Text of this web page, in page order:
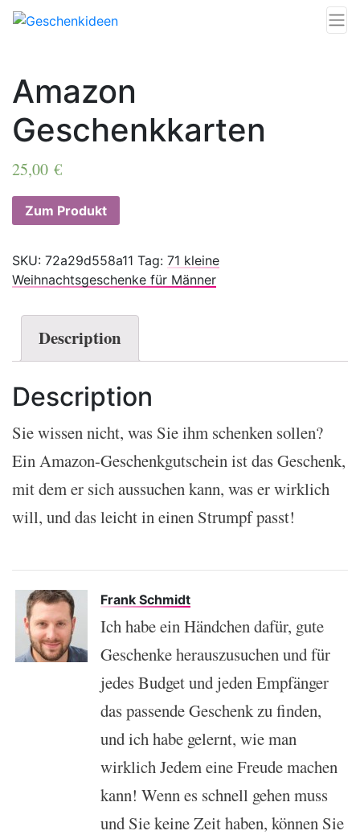
Amazon
Geschenkkarten
25,00 €
Zum Produkt
SKU: 72a29d558a11 Tag: 71 kleine
Weihnachtsgeschenke für Männer
Description
Description
Sie wissen nicht, was Sie ihm schenken sollen?
Ein Amazon-Geschenkgutschein ist das Geschenk,
mit dem er sich aussuchen kann, was er wirklich
will, und das leicht in einen Strumpf passt!
Frank Schmidt
Ich habe ein Händchen dafür, gute
Geschenke herauszusuchen und für
jedes Budget und jeden Empfänger
das passende Geschenk zu finden,
und ich habe gelernt, wie man
wirklich Jedem eine Freude machen
kann! Wenn es schnell gehen muss
und Sie keine Zeit haben, können Sie